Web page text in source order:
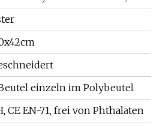
einzeln im Polybeutel
CE EN-71, frei von Phthalaten